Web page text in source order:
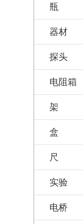
瓶
器材
探头
电阻箱
架
盒
尺
实验
电桥